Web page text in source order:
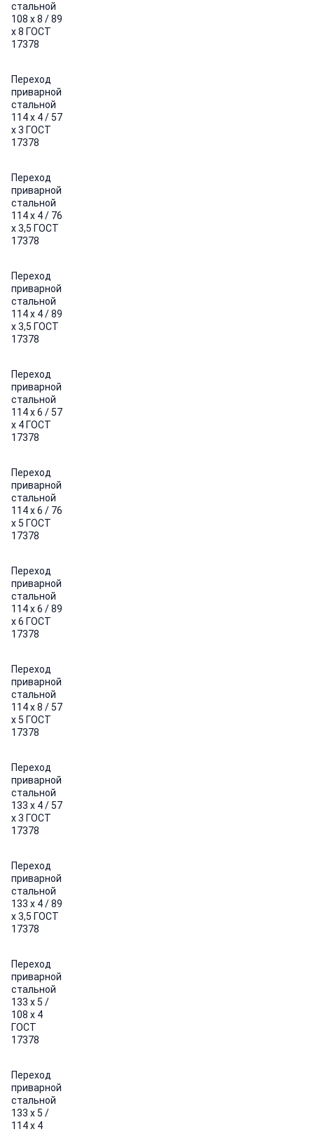
стальной
108 х 8 / 89
х 8 ГОСТ
17378
Переход
приварной
стальной
114 х 4 / 57
х 3 ГОСТ
17378
Переход
приварной
стальной
114 х 4 / 76
х 3,5 ГОСТ
17378
Переход
приварной
стальной
114 х 4 / 89
х 3,5 ГОСТ
17378
Переход
приварной
стальной
114 х 6 / 57
х 4 ГОСТ
17378
Переход
приварной
стальной
114 х 6 / 76
х 5 ГОСТ
17378
Переход
приварной
стальной
114 х 6 / 89
х 6 ГОСТ
17378
Переход
приварной
стальной
114 х 8 / 57
х 5 ГОСТ
17378
Переход
приварной
стальной
133 х 4 / 57
х 3 ГОСТ
17378
Переход
приварной
стальной
133 х 4 / 89
х 3,5 ГОСТ
17378
Переход
приварной
стальной
133 х 5 /
108 х 4
ГОСТ
17378
Переход
приварной
стальной
133 х 5 /
114 х 4